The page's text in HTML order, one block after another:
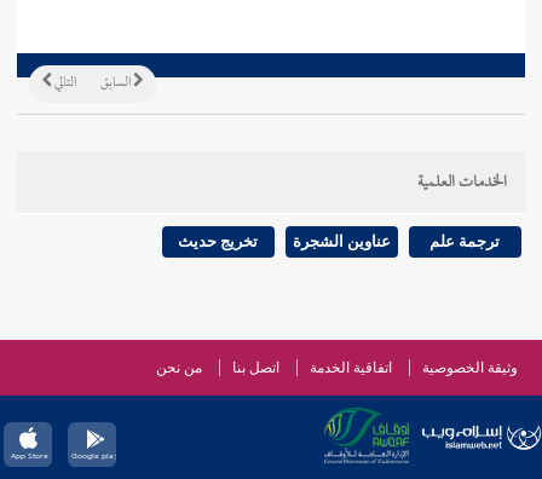
التالي السابق
الخدمات العلمية
ترجمة علم عناوين الشجرة تخريج حديث
وثيقة الخصوصية اتفاقية الخدمة اتصل بنا من نحن